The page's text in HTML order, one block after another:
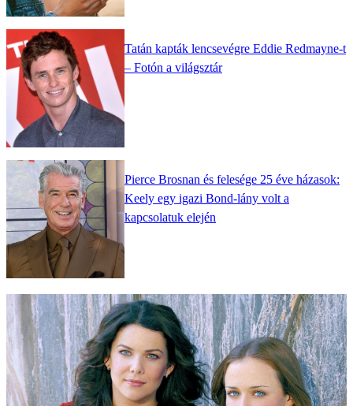
Tatán kapták lencsevégre Eddie Redmayne-t
– Fotón a világsztár
Pierce Brosnan és felesége 25 éve házasok:
Keely egy igazi Bond-lány volt a
kapcsolatuk elején